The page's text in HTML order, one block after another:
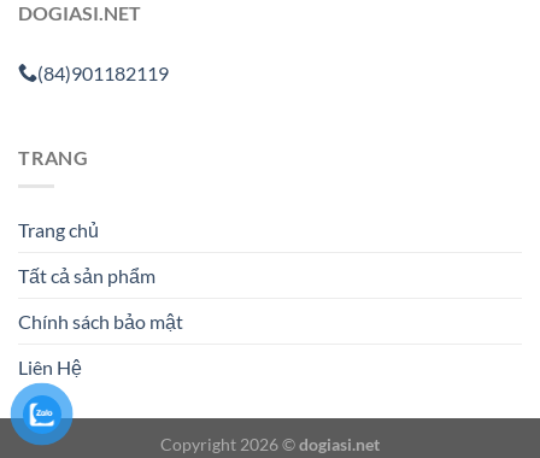
DOGIASI.NET
(84)901182119
TRANG
Trang chủ
Tất cả sản phẩm
Chính sách bảo mật
Liên Hệ
Copyright 2026 ©dogiasi.net